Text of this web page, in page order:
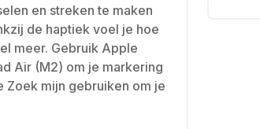
en streken te maken
de haptiek voel je hoe
meer. Gebruik Apple
Air (M2) om je markering
Zoek mijn gebruiken om je